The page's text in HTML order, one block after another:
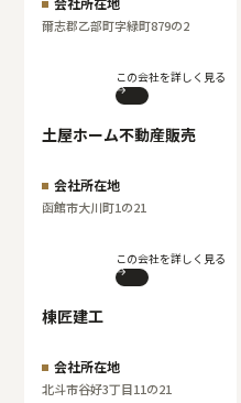
爾志郡乙部町字緑町879の2
この会社を詳しく見る
土屋ホーム不動産販売
会社所在地
函館市大川町1の21
この会社を詳しく見る
棟匠建工
会社所在地
北斗市谷好3丁目11の21